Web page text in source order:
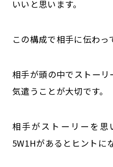
いいと思います。
この構成で相手に伝わっ
相手が頭の中でストー
気遣うことが大切です。
相手がストーリーを
5W1Hがあるとヒントに